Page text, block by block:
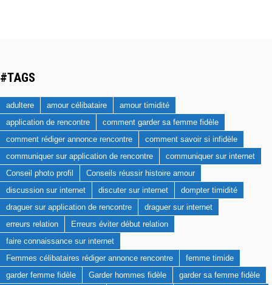
#TAGS
adultere amour célibataire
amour timidité
application de rencontre
comment garder sa femme fidèle
comment rédiger annonce rencontre
comment savoir si infidèle
communiquer sur application de rencontre
communiquer sur internet
Conseil photo profil
Conseils réussir histoire amour
discussion sur internet
discuter sur internet
dompter timidité
draguer sur application de rencontre
draguer sur internet
erreurs relation
Erreurs éviter début relation
faire connaissance sur internet
Femmes célibataires rédiger annonce rencontre
femme timide
garder femme fidèle
Garder hommes fidèle garder sa femme fidèle